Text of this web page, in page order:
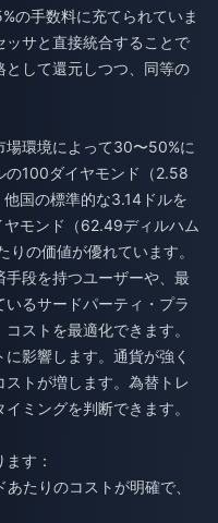
の手数料に充てられていま
サと直接統合することで
として還元しつつ、同等の
場環境によって30〜50%に
の100ダイヤモンド（2.58
国の標準的な3.14ドルを
モンド（62.49ディルハム
の価値が優れています。
段を持つユーザーや、最
るサードパーティ・プラ
ストを最適化できます。
影響します。通貨が強く
トが増します。為替トレ
ミングを判断できます。
す：
あたりのコストが明確で、